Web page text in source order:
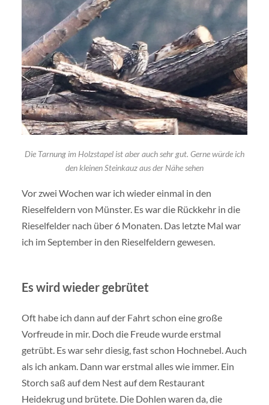
Die Tarnung im Holzstapel ist aber auch sehr gut. Gerne würde ich
den kleinen Steinkauz aus der Nähe sehen
Vor zwei Wochen war ich wieder einmal in den
Rieselfeldern von Münster. Es war die Rückkehr in die
Rieselfelder nach über 6 Monaten. Das letzte Mal war
ich im September in den Rieselfeldern gewesen.
Es wird wieder gebrütet
Oft habe ich dann auf der Fahrt schon eine große
Vorfreude in mir. Doch die Freude wurde erstmal
getrübt. Es war sehr diesig, fast schon Hochnebel. Auch
als ich ankam. Dann war erstmal alles wie immer. Ein
Storch saß auf dem Nest auf dem Restaurant
Heidekrug und brütete. Die Dohlen waren da, die